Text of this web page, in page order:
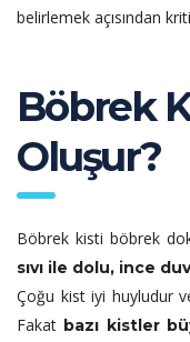
belirlemek açısından
Böbrek
Oluşur?
Böbrek kisti böbrek
sıvı ile dolu, ince
Çoğu kist iyi huyludur
Fakat bazı kistler